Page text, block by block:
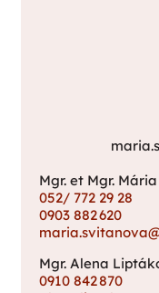
Mgr. et Mgr.
052/ 772 29 28
0903 882 620
Mgr. Alena
0910 842 870